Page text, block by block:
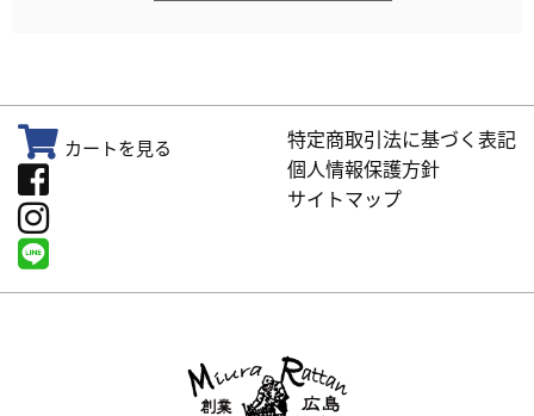
カートを見る
特定商取引法に基づく表記
個人情報保護方針
サイトマップ